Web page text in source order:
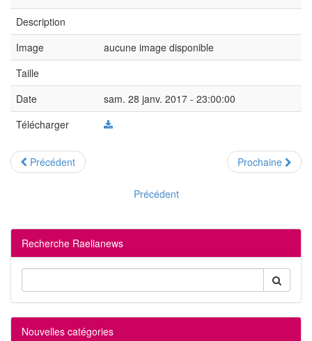
Description
Image
aucune image disponible
Taille
Date
sam. 28 janv. 2017 - 23:00:00
Télécharger
Précédent Prochaine
Précédent
Recherche Raelianews
Nouvelles catégories